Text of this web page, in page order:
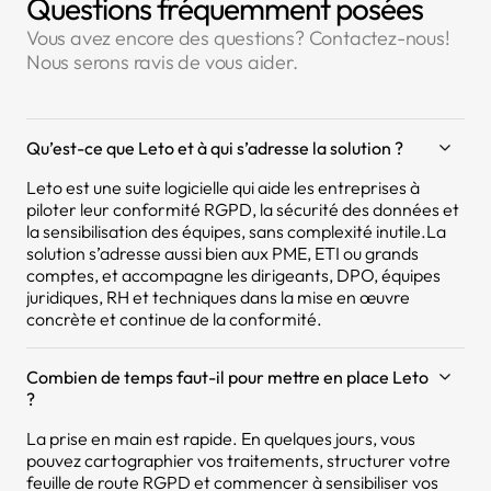
Questions fréquemment posées
Vous avez encore des questions? Contactez-nous!
Nous serons ravis de vous aider.
Qu’est-ce que Leto et à qui s’adresse la solution ?
Leto est une suite logicielle qui aide les entreprises à
piloter leur conformité RGPD, la sécurité des données et
la sensibilisation des équipes, sans complexité inutile.La
solution s’adresse aussi bien aux PME, ETI ou grands
comptes, et accompagne les dirigeants, DPO, équipes
juridiques, RH et techniques dans la mise en œuvre
concrète et continue de la conformité.
Combien de temps faut-il pour mettre en place Leto
?
La prise en main est rapide. En quelques jours, vous
pouvez cartographier vos traitements, structurer votre
feuille de route RGPD et commencer à sensibiliser vos